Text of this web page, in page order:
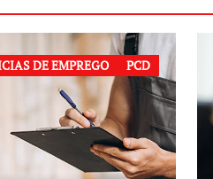
DE EMPREGO PCD